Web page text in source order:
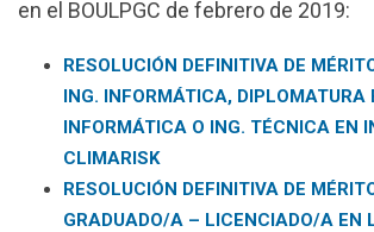
en el BOULPGC de febrero de 2019:
RESOLUCIÓN DEFINITIVA DE
ING. INFORMÁTICA, DIPLOMATURA
INFORMÁTICA O ING. TÉCNICA EN
CLIMARISK
RESOLUCIÓN DEFINITIVA DE
GRADUADO/A – LICENCIADO/A EN